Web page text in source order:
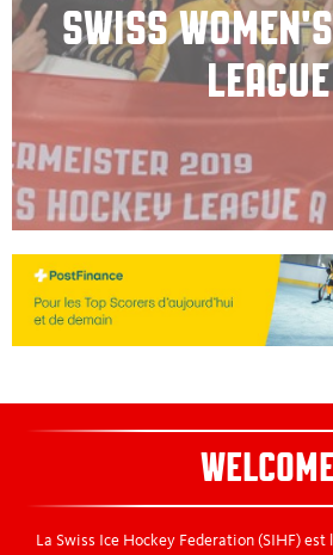
SWISS
LEAGUE
La Swiss Ice Hockey Federation (SIHF)